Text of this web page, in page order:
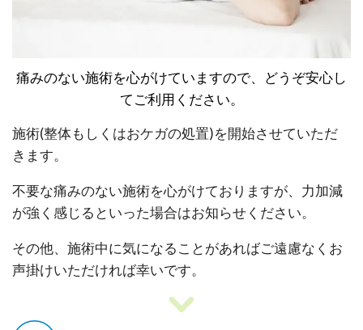
痛みのない施術を心がけていますので、どうぞ安心し
てご利用ください。
施術(整体もしくはおケガの処置)を開始させていただ
きます。
不要な痛みのない施術を心がけておりますが、力加減
が強く感じるといった場合はお知らせください。
その他、施術中に気になることがあればご遠慮なくお
声掛けいただければ幸いです。